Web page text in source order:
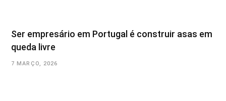
Ser empresário em Portugal é construir asas em
queda livre
7 MARÇO, 2026